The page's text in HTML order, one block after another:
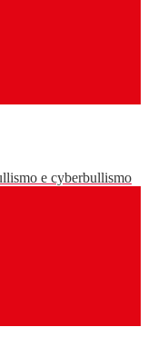
e cyberbullismo